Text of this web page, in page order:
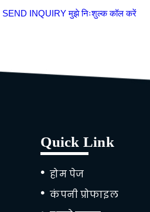
SEND INQUIRY मुझे निःशुल्क कॉल करें
Quick Link
होम पेज
कंपनी प्रोफाइल